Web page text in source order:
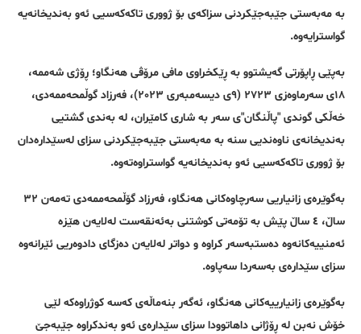
بە مەبەستی جێبەجێکردنی سزاکەی بۆ ژووری تاکەکەسیی ئەو بەندیخانەیە
گواسترایەوە.
بەپێی ڕاپۆرتی گەیشتوو بە ڕێکخراوی مافی مرۆڤی هەنگاو؛ ڕۆژی شەممە،
١٨ی سەرماوەزی ٢٧٢٣ (٩ی دیسەمبەری ٢٠٢٣)، فەرزاد گوڵمحەممەدی،
خەڵکی گوندی "پاڵنگان"ی سەر بە شاری کامێران، لە بەندی گشتیی
بەندیخانەی ناوەندیی سنە بە مەبەستی جێبەجێکردنی سزای لەسێدارەدان
بۆ ژووری تاکەکەسیی ئەو بەندیخانەیە گواستراوەتەوە.
بەگوێرەی زانیاریی سەرچاوەکانی هەنگاو، فەرزاد گۆڵمحەممەدی تەمەن ٣٢
ساڵ، ٤ ساڵ پێش بە تۆمەتی کوشتنی بەئەنقەست لەلایەن هێزە
ئەمنییەکانەوە دەستبەسەر کراوە و دواتر لەلایەن دەزگای دادوەریی ئێرانەوە
سزای سێدارەی بەسەردا سەپاوە.
بەگوێرەی زانیارییەکانی هەنگاو، ئەگەر بنەماڵەی کەسە کوژراوەکە لێی
خۆش نەبن لە ڕۆژانی داهاتوودا سزای سێدارەی ئەو بەندکراوە جێبەجێ